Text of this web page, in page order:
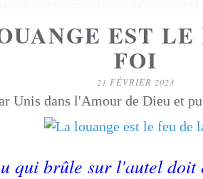
EST LE
FOI
21 FÉVRIER 2023
Unis dans l'Amour de Dieu et
qui brûle sur l'autel doit